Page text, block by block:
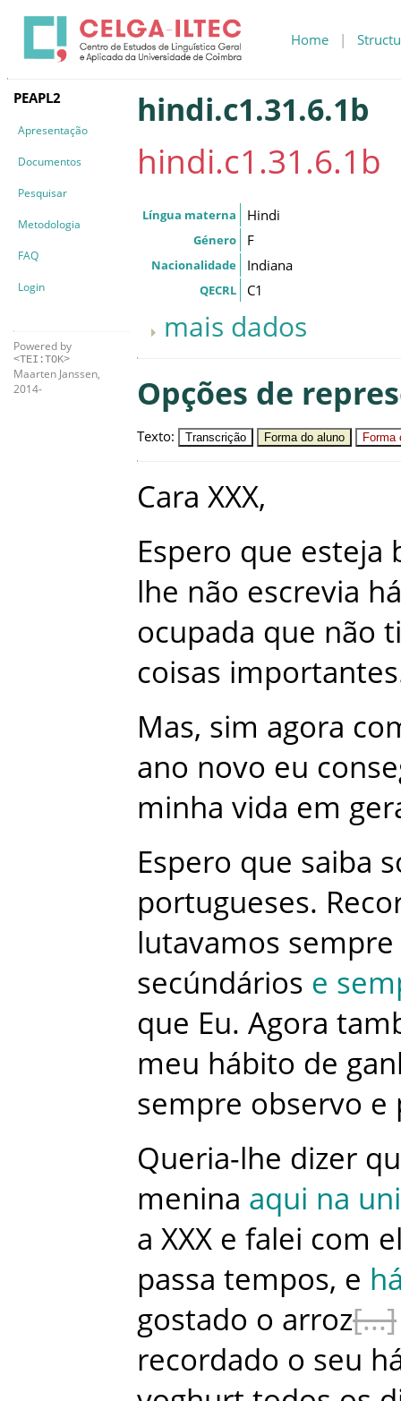
Home |
PEAPL2
Apresentação
Documentos
Pesquisar
Metodologia
FAQ
Login
Powered by
<TEI:TOK>
Maarten Janssen,
2014-
hindi.c1.31.6.1b
hindi.c1.31.6.1b
Língua materna Hindi
Género F
Nacionalidade Indiana
QECRL C1
mais dados
Opções de
Texto: Transcrição Forma do aluno Forma
Cara XXX,
Espero que esteja
lhe não escrevia há
ocupada que não
coisas importantes
Mas, sim agora
ano novo eu
minha vida em
Espero que saiba
portugueses.
lutavamos sempre
secúndários e
que Eu. Agora
meu hábito de
sempre observo e
Queria-lhe dizer
menina aqui na
a XXX e falei com
passa tempos, e
gostado o arroz
recordado o seu